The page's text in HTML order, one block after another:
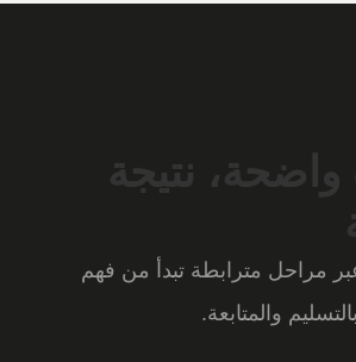
نتيجة
مراحل مترابطة تبدأ من فهم
والمتابعة.